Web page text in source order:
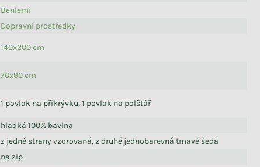
Benlemi
Dopravní prostředky
140x200 cm
70x90 cm
1 povlak na přikrývku, 1 povlak na polštář
hladká 100% bavlna
z jedné strany vzorovaná, z druhé jednobarevná tmavě šedá
na zip